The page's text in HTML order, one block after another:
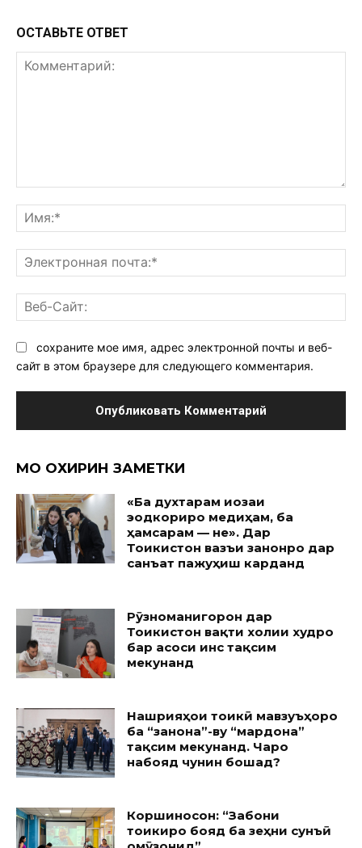
ОСТАВЬТЕ ОТВЕТ
сохраните мое имя, адрес электронной почты и веб-
сайт в этом браузере для следующего комментария.
МО ОХИРИН ЗАМЕТКИ
«Ба духтарам иҷозаи
эҷодкориро медиҳам, ба
ҳамсарам — не». Дар
Тоҷикистон вазъи занонро дар
санъат пажуҳиш карданд
Рӯзноманигорон дар
Тоҷикистон вақти холии худро
бар асоси ҷинс тақсим
мекунанд
Нашрияҳои тоҷикӣ мавзуъҳоро
ба “занона”-ву “мардона”
тақсим мекунанд. Чаро
набояд чунин бошад?
Коршиносон: “Забони
тоҷикиро бояд ба зеҳни сунъӣ